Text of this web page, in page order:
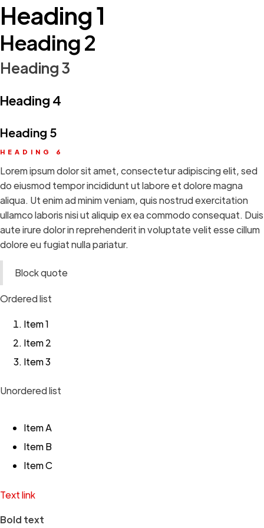
Heading 1
Heading 2
Heading 3
Heading 4
Heading 5
HEADING 6
Lorem ipsum dolor sit amet, consectetur adipiscing elit, sed
do eiusmod tempor incididunt ut labore et dolore magna
aliqua. Ut enim ad minim veniam, quis nostrud exercitation
ullamco laboris nisi ut aliquip ex ea commodo consequat. Duis
aute irure dolor in reprehenderit in voluptate velit esse cillum
dolore eu fugiat nulla pariatur.
Block quote
Ordered list
Item 1
Item 2
Item 3
Unordered list
Item A
Item B
Item C
Text link
Bold text